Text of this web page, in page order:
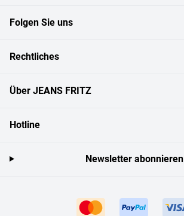
Folgen Sie uns
Rechtliches
Über JEANS FRITZ
Hotline
Newsletter abonnieren